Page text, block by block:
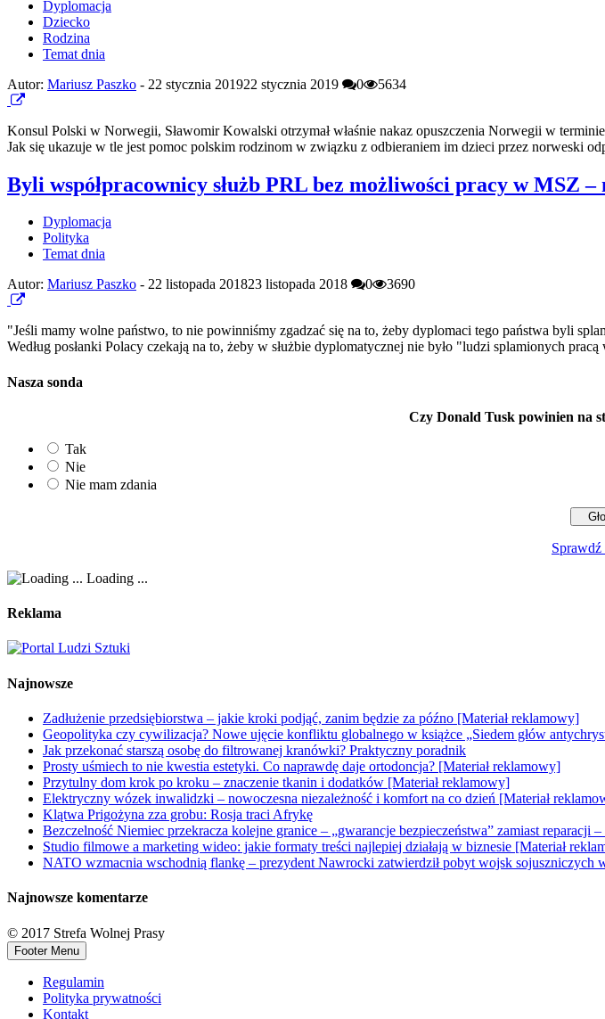
Dyplomacja
Dziecko
Rodzina
Temat dnia
Autor: Mariusz Paszko - 22 stycznia 201922 stycznia 2019 0 5634
Konsul Polski w Norwegii, Sławomir Kowalski otrzymał właśnie nakaz opuszczenia Norwegii w
Jak się ukazuje w tle jest pomoc polskim rodzinom w związku z odbieraniem im dzieci przez norweski
Byli współpracownicy służb PRL bez możliwości pracy w MSZ –
Dyplomacja
Polityka
Temat dnia
Autor: Mariusz Paszko - 22 listopada 201823 listopada 2018 0 3690
"Jeśli mamy wolne państwo, to nie powinniśmy zgadzać się na to, żeby dyplomaci tego państwa byli
Według posłanki Polacy czekają na to, żeby w służbie dyplomatycznej nie było "ludzi splamionych
Nasza sonda
Czy Donald Tusk powinien na
Tak
Nie
Nie mam zdania
Loading ...
Reklama
Najnowsze
Zadłużenie przedsiębiorstwa – jakie kroki podjąć, zanim będzie za późno [Materiał reklamowy]
Geopolityka czy cywilizacja? Nowe ujęcie konfliktu globalnego w książce „Siedem głów
Jak przekonać starszą osobę do filtrowanej kranówki? Praktyczny poradnik
Prosty uśmiech to nie kwestia estetyki. Co naprawdę daje ortodoncja? [Materiał reklamowy]
Przytulny dom krok po kroku – znaczenie tkanin i dodatków [Materiał reklamowy]
Elektryczny wózek inwalidzki – nowoczesna niezależność i komfort na co dzień [Materiał
Klątwa Prigożyna zza grobu: Rosja traci Afrykę
Bezczelność Niemiec przekracza kolejne granice – „gwarancje bezpieczeństwa” zamiast reparacji
Studio filmowe a marketing wideo: jakie formaty treści najlepiej działają w biznesie [Materiał
NATO wzmacnia wschodnią flankę – prezydent Nawrocki zatwierdził pobyt wojsk sojuszniczych
Najnowsze komentarze
© 2017 Strefa Wolnej Prasy
Footer Menu
Regulamin
Polityka prywatności
Kontakt